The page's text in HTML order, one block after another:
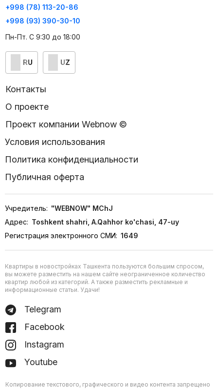
+998 (78) 113-20-86
+998 (93) 390-30-10
Пн-Пт. С 9:30 до 18:00
RU UZ
Контакты
О проекте
Проект компании Webnow ©
Условия использования
Политика конфиденциальности
Публичная оферта
Учредитель: "WEBNOW" MChJ
Адрес: Toshkent shahri, A.Qahhor ko'chasi, 47-uy
Регистрация электронного СМИ: 1649
Квартиры в новостройках Ташкента пользуются большим спросом,
вы можете разместить на нашем сайте неограниченное количество
квартир любой из категорий. А также разместить рекламные и
информационные статьи. Удачи!
Telegram
Facebook
Instagram
Youtube
Копирование текстового, графического и видео контента запрещено